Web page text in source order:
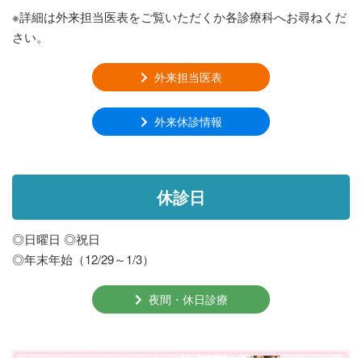
※詳細は外来担当医表をご覧いただくか各診療科へお尋ねくだ
さい。
外来担当医表
外来休診情報
休診日
◎日曜日 ◎祝日
◎年末年始（12/29～1/3）
夜間・休日診療